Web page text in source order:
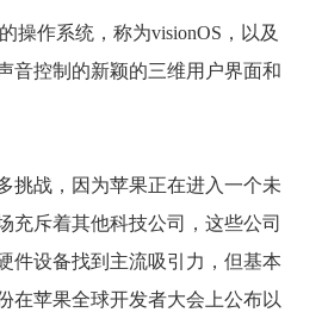
操作系统，称为visionOS，以及
音控制的新颖的三维用户界面和
挑战，因为苹果正在进入一个未
充斥着其他科技公司，这些公司
件设备找到主流吸引力，但基本
在苹果全球开发者大会上公布以